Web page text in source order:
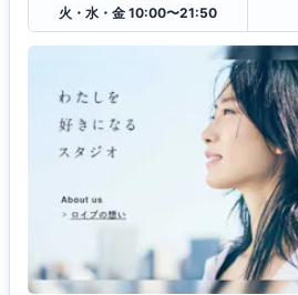
火・水・金 10:00〜21:50